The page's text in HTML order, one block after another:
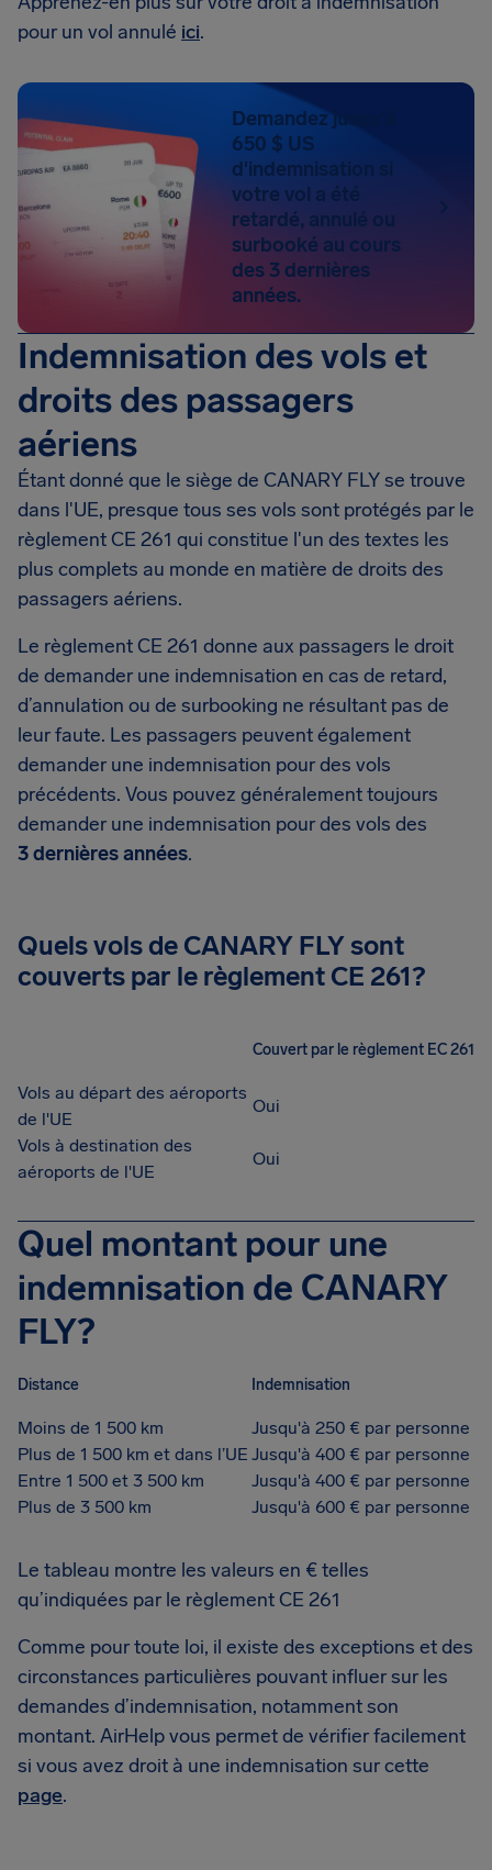
pour un vol annulé ici.
Demandez jusqu'à
650 $ US
d'indemnisation si
votre vol a été
retardé, annulé ou
surbooké au cours
des 3 dernières
années.
Indemnisation des vols et
droits des passagers
aériens
Étant donné que le siège de CANARY FLY se trouve
dans l'UE, presque tous ses vols sont protégés par le
règlement CE 261 qui constitue l'un des textes les
plus complets au monde en matière de droits des
passagers aériens.
Le règlement CE 261 donne aux passagers le droit
de demander une indemnisation en cas de retard,
d’annulation ou de surbooking ne résultant pas de
leur faute. Les passagers peuvent également
demander une indemnisation pour des vols
précédents. Vous pouvez généralement toujours
demander une indemnisation pour des vols des
3 dernières années.
Quels vols de CANARY FLY sont
couverts par le règlement CE 261?
Couvert par le règlement EC 261
Vols au départ des aéroports
de l'UE
Oui
Vols à destination des
aéroports de l'UE
Oui
Quel montant pour une
indemnisation de CANARY
FLY?
Distance Indemnisation
Moins de 1 500 km
Jusqu'à 250 € par personne
Plus de 1 500 km et dans l’UE Jusqu'à 400 € par personne
Entre 1 500 et 3 500 km
Jusqu'à 400 € par personne
Plus de 3 500 km
Jusqu'à 600 € par personne
Le tableau montre les valeurs en € telles
qu’indiquées par le règlement CE 261
Comme pour toute loi, il existe des exceptions et des
circonstances particulières pouvant influer sur les
demandes d’indemnisation, notamment son
montant. AirHelp vous permet de vérifier facilement
si vous avez droit à une indemnisation sur cette
page.